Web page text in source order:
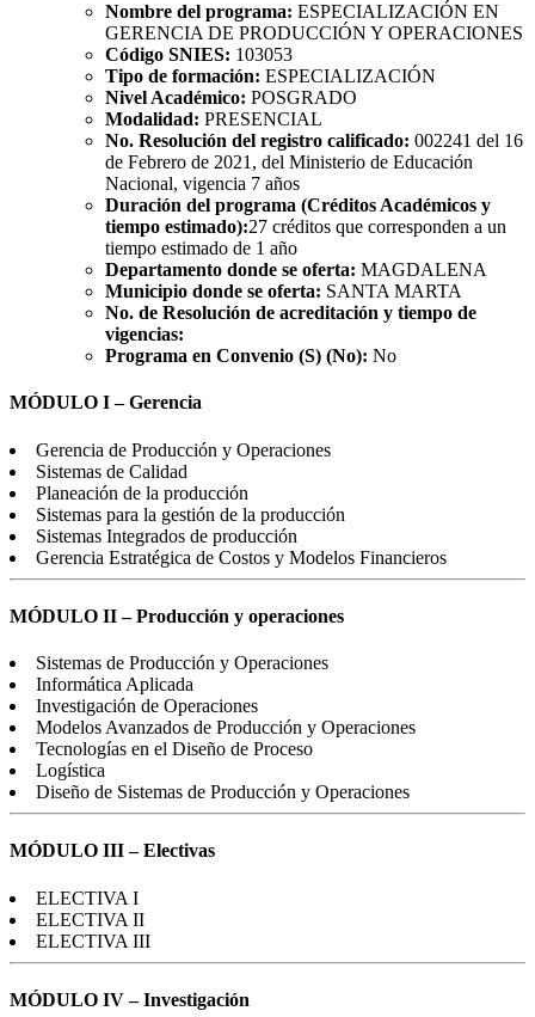
Nombre del programa: ESPECIALIZACIÓN EN
GERENCIA DE PRODUCCIÓN Y OPERACIONES
Código SNIES: 103053
Tipo de formación: ESPECIALIZACIÓN
Nivel Académico: POSGRADO
Modalidad: PRESENCIAL
No. Resolución del registro calificado: 002241 del 16
de Febrero de 2021, del Ministerio de Educación
Nacional, vigencia 7 años
Duración del programa (Créditos Académicos y
tiempo estimado):27 créditos que corresponden a un
tiempo estimado de 1 año
Departamento donde se oferta: MAGDALENA
Municipio donde se oferta: SANTA MARTA
No. de Resolución de acreditación y tiempo de
vigencias:
Programa en Convenio (S) (No): No
MÓDULO I – Gerencia
Gerencia de Producción y Operaciones
Sistemas de Calidad
Planeación de la producción
Sistemas para la gestión de la producción
Sistemas Integrados de producción
Gerencia Estratégica de Costos y Modelos Financieros
MÓDULO II – Producción y operaciones
Sistemas de Producción y Operaciones
Informática Aplicada
Investigación de Operaciones
Modelos Avanzados de Producción y Operaciones
Tecnologías en el Diseño de Proceso
Logística
Diseño de Sistemas de Producción y Operaciones
MÓDULO III – Electivas
ELECTIVA I
ELECTIVA II
ELECTIVA III
MÓDULO IV – Investigación